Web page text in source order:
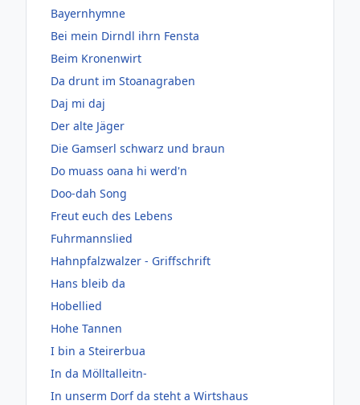
Bayernhymne
Bei mein Dirndl ihrn Fensta
Beim Kronenwirt
Da drunt im Stoanagraben
Daj mi daj
Der alte Jäger
Die Gamserl schwarz und braun
Do muass oana hi werd'n
Doo-dah Song
Freut euch des Lebens
Fuhrmannslied
Hahnpfalzwalzer - Griffschrift
Hans bleib da
Hobellied
Hohe Tannen
I bin a Steirerbua
In da Mölltalleitn-
In unserm Dorf da steht a Wirtshaus